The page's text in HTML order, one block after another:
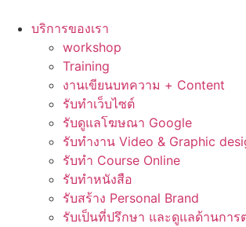
บริการของเรา
workshop
Training
งานเขียนบทความ + Content
รับทำเว็บไซต์
รับดูแลโฆษณา Google
รับทำงาน Video & Graphic
รับทำ Course Online
รับทำหนังสือ
รับสร้าง Personal Brand
รับเป็นที่ปรึกษา และดูแลด้านกา